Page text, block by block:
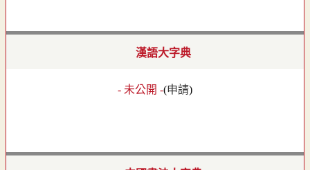
漢語大字典
- 未公開 -(申請)